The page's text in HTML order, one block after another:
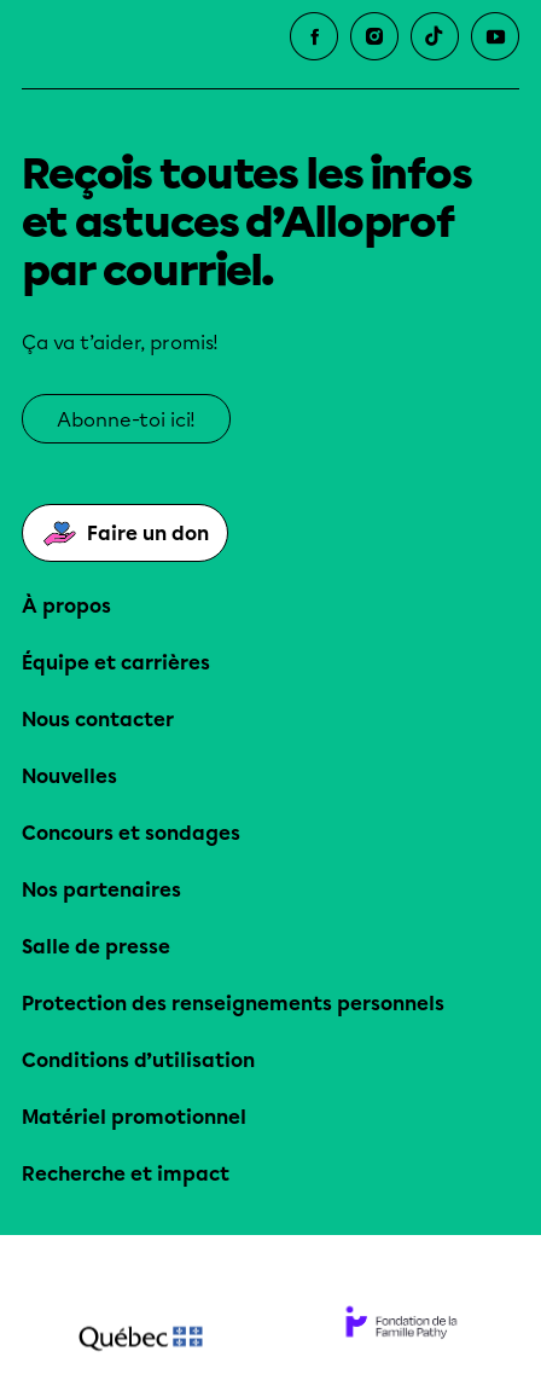
Reçois toutes les infos
et astuces d’Alloprof
par courriel.
Ça va t’aider, promis!
Abonne-toi ici!
Faire un don
À propos
Équipe et carrières
Nous contacter
Nouvelles
Concours et sondages
Nos partenaires
Salle de presse
Protection des renseignements personnels
Conditions d’utilisation
Matériel promotionnel
Recherche et impact